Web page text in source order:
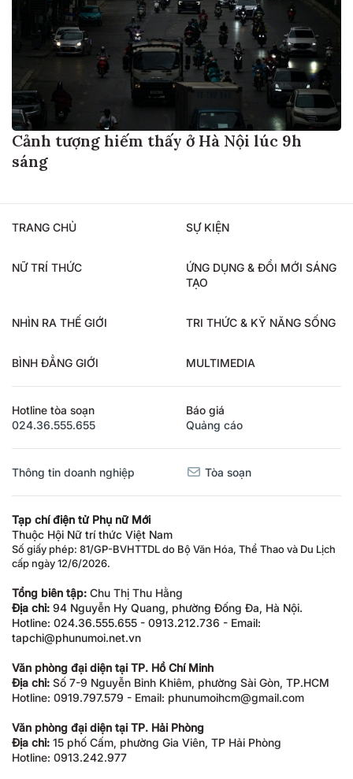
Cảnh tượng hiếm thấy ở Hà Nội lúc 9h
sáng
TRANG CHỦ SỰ KIỆN
NỮ TRÍ THỨC
ỨNG DỤNG & ĐỔI MỚI SÁNG
TẠO
NHÌN RA THẾ GIỚI TRI THỨC & KỸ NĂNG SỐNG
BÌNH ĐẲNG GIỚI MULTIMEDIA
Hotline tòa soạn
024.36.555.655
Báo giá
Quảng cáo
Thông tin doanh nghiệp Tòa soạn
Tạp chí điện tử Phụ nữ Mới
Thuộc Hội Nữ trí thức Việt Nam
Số giấy phép: 81/GP-BVHTTDL do Bộ Văn Hóa, Thể Thao và Du Lịch
cấp ngày 12/6/2026.
Tổng biên tập: Chu Thị Thu Hằng
Địa chỉ: 94 Nguyễn Hy Quang, phường Đống Đa, Hà Nội.
Hotline: 024.36.555.655 - 0913.212.736 - Email:
tapchi@phunumoi.net.vn
Văn phòng đại diện tại TP. Hồ Chí Minh
Địa chỉ: Số 7-9 Nguyễn Bỉnh Khiêm, phường Sài Gòn, TP.HCM
Hotline: 0919.797.579 - Email: phunumoihcm@gmail.com
Văn phòng đại diện tại TP. Hải Phòng
Địa chỉ: 15 phố Cấm, phường Gia Viên, TP Hải Phòng
Hotline: 0913.242.977